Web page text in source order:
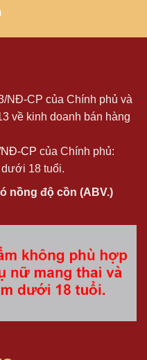
NĐ-CP của Chính phủ và
về kinh doanh bán hàng
NĐ-CP của Chính phủ:
18 tuổi.
nồng độ cồn (ABV.)